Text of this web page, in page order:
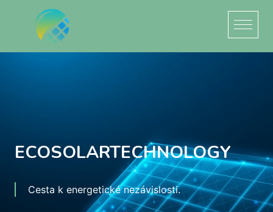
ECOSOLARTECHNOLOGY
Cesta k energetické nezávislosti.